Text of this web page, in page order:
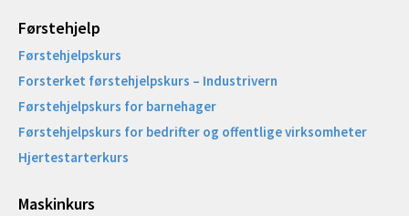
Førstehjelp
Førstehjelpskurs
Forsterket førstehjelpskurs – Industrivern
Førstehjelpskurs for barnehager
Førstehjelpskurs for bedrifter og offentlige virksomheter
Hjertestarterkurs
Maskinkurs